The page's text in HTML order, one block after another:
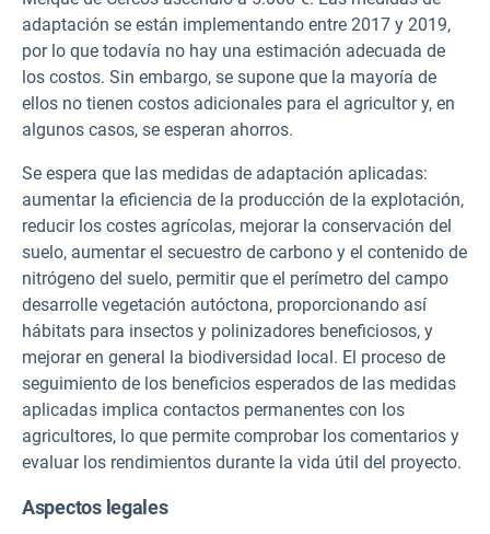
adaptación se están implementando entre 2017 y 2019,
por lo que todavía no hay una estimación adecuada de
los costos. Sin embargo, se supone que la mayoría de
ellos no tienen costos adicionales para el agricultor y, en
algunos casos, se esperan ahorros.
Se espera que las medidas de adaptación aplicadas:
aumentar la eficiencia de la producción de la explotación,
reducir los costes agrícolas, mejorar la conservación del
suelo, aumentar el secuestro de carbono y el contenido de
nitrógeno del suelo, permitir que el perímetro del campo
desarrolle vegetación autóctona, proporcionando así
hábitats para insectos y polinizadores beneficiosos, y
mejorar en general la biodiversidad local. El proceso de
seguimiento de los beneficios esperados de las medidas
aplicadas implica contactos permanentes con los
agricultores, lo que permite comprobar los comentarios y
evaluar los rendimientos durante la vida útil del proyecto.
Aspectos legales